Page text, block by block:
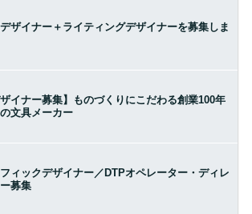
ザイナー＋ライティングデザイナーを募集しま
ザイナー募集】ものづくりにこだわる創業100年
文具メーカー
ィックデザイナー／DTPオペレーター・ディレ
募集